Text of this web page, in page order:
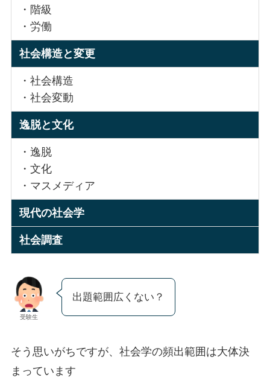
・階級
・労働
社会構造と変更
・社会構造
・社会変動
逸脱と文化
・逸脱
・文化
・マスメディア
現代の社会学
社会調査
受験生
出題範囲広くない？
そう思いがちですが、社会学の頻出範囲は大体決
まっています